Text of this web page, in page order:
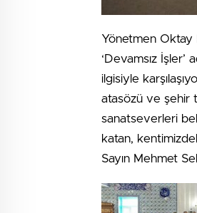
Yönetmen Oktay
‘Devamsız
ilgisiyle
atasözü ve şehir
sanatseverleri
katan,
Sayın Mehmet